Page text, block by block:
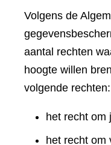
Volgens de
aantal rechten
hoogte willen
volgende rechten:
het recht om
het recht om